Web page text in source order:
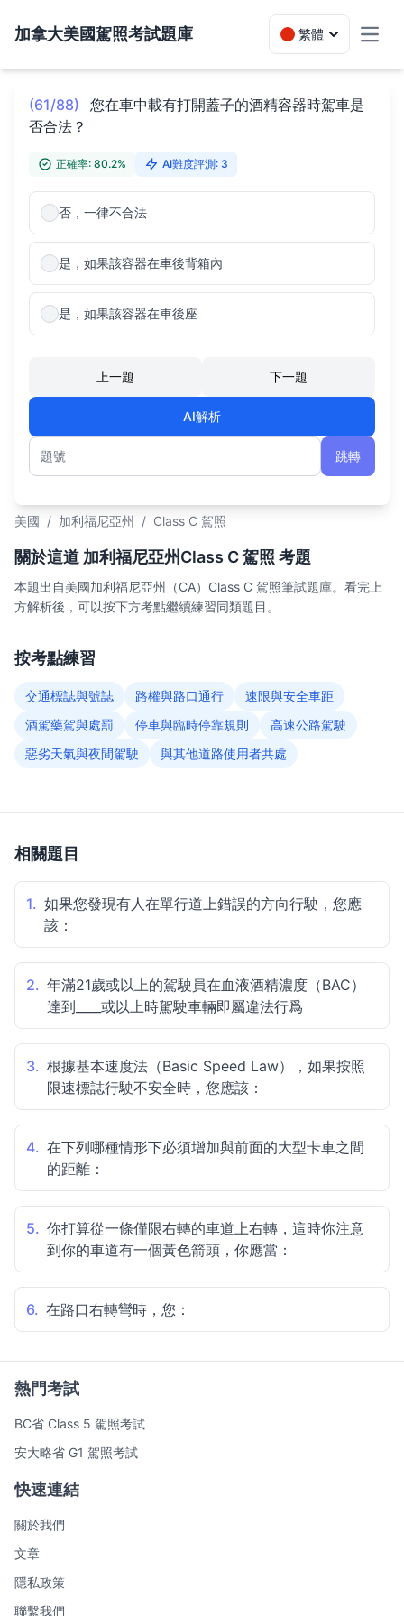
加拿大美國駕照考試題庫 繁體
(61/88)
您在車中載有打開蓋子的酒精容器時駕車是
否合法？
正確率: 80.2% AI難度評測: 3
否，一律不合法
是，如果該容器在車後背箱內
是，如果該容器在車後座
上一題 下一題
AI解析
題號
跳轉
美國 / 加利福尼亞州 / Class C 駕照
關於這道 加利福尼亞州Class C 駕照 考題
本題出自美國加利福尼亞州（CA）Class C 駕照筆試題庫。看完上
方解析後，可以按下方考點繼續練習同類題目。
按考點練習
交通標誌與號誌 路權與路口通行
速限與安全車距
酒駕藥駕與處罰
停車與臨時停靠規則
高速公路駕駛
惡劣天氣與夜間駕駛
與其他道路使用者共處
相關題目
1. 如果您發現有人在單行道上錯誤的方向行駛，您應
該：
2. 年滿21歲或以上的駕駛員在血液酒精濃度（BAC）
達到____或以上時駕駛車輛即屬違法行爲
3. 根據基本速度法（Basic Speed Law），如果按照
限速標誌行駛不安全時，您應該：
4. 在下列哪種情形下必須增加與前面的大型卡車之間
的距離：
5. 你打算從一條僅限右轉的車道上右轉，這時你注意
到你的車道有一個黃色箭頭，你應當：
6. 在路口右轉彎時，您：
熱門考試
BC省 Class 5 駕照考試
安大略省 G1 駕照考試
快速連結
關於我們
文章
隱私政策
聯繫我們